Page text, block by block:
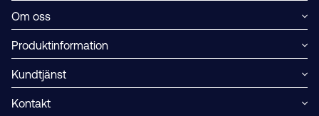
Om oss
Produktinformation
Kundtjänst
Kontakt